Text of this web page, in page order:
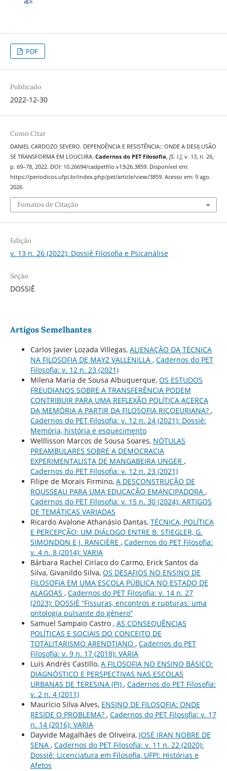
PDF
Publicado
2022-12-30
Como Citar
DANIEL CARDOZO SEVERO. DEPENDÊNCIA E RESISTÊNCIA:: ONDE A DESILUSÃO
SE TRANSFORMA EM LOUCURA. Cadernos do PET Filosofia [S. l.], v. 13, n. 26,
p. 69–78, 2022. DOI: 10.26694/cadpetfilo.v13i26.3859. Disponível em:
https://periodicos.ufpi.br/index.php/pet/article/view/3859. Acesso em: 9 ago.
2026.
Fomatos de Citação
Edição
v. 13 n. 26 (2022): Dossiê Filosofia e Psicanálise
Seção
DOSSIÊ
Artigos Semelhantes
Carlos Javier Lozada Villegas, ALIENAÇÃO DA TÉCNICA
NA FILOSOFIA DE MAYZ VALLENILLA , Cadernos do PET
Filosofia: v. 12 n. 23 (2021)
Milena Maria de Sousa Albuquerque, OS ESTUDOS
FREUDIANOS SOBRE A TRANSFERÊNCIA PODEM
CONTRIBUIR PARA UMA REFLEXÃO POLÍTICA ACERCA
DA MEMÓRIA A PARTIR DA FILOSOFIA RICOEURIANA? ,
Cadernos do PET Filosofia: v. 12 n. 24 (2021): Dossiê:
Memória, história e esquecimento
Welllisson Marcos de Sousa Soares, NÓTULAS
PREAMBULARES SOBRE A DEMOCRACIA
EXPERIMENTALISTA DE MANGABEIRA UNGER ,
Cadernos do PET Filosofia: v. 12 n. 23 (2021)
Filipe de Morais Firmino, A DESCONSTRUÇÃO DE
ROUSSEAU PARA UMA EDUCAÇÃO EMANCIPADORA ,
Cadernos do PET Filosofia: v. 15 n. 30 (2024): ARTIGOS
DE TEMÁTICAS VARIADAS
Ricardo Avalone Athanásio Dantas, TÉCNICA, POLÍTICA
E PERCEPÇÃO: UM DIÁLOGO ENTRE B. STIEGLER, G.
SIMONDON E J. RANCIÈRE , Cadernos do PET Filosofia:
v. 4 n. 8 (2014): VARIA
Bárbara Rachel Ciríaco do Carmo, Erick Santos da
Silva, Givanildo Silva, OS DESAFIOS NO ENSINO DE
FILOSOFIA EM UMA ESCOLA PÚBLICA NO ESTADO DE
ALAGOAS , Cadernos do PET Filosofia: v. 14 n. 27
(2023): DOSSIÈ “Fissuras, encontros e rupturas: uma
ontologia pulsante do gênero”
Samuel Sampaio Castro , AS CONSEQUÊNCIAS
POLÍTICAS E SOCIAIS DO CONCEITO DE
TOTALITARISMO ARENDTIANO , Cadernos do PET
Filosofia: v. 9 n. 17 (2018): VARIA
Luis Andrés Castillo, A FILOSOFIA NO ENSINO BÁSICO:
DIAGNÓSTICO E PERSPECTIVAS NAS ESCOLAS
URBANAS DE TERESINA (PI) , Cadernos do PET Filosofia:
v. 2 n. 4 (2011)
Maurício Silva Alves, ENSINO DE FILOSOFIA: ONDE
RESIDE O PROBLEMA? , Cadernos do PET Filosofia: v. 17
n. 14 (2016): VARIA
Dayvide Magalhães de Oliveira, JOSÉ IRAN NOBRE DE
SENA , Cadernos do PET Filosofia: v. 11 n. 22 (2020):
Dossiê: Licenciatura em Filosofia, UFPI: Histórias e
Afetos